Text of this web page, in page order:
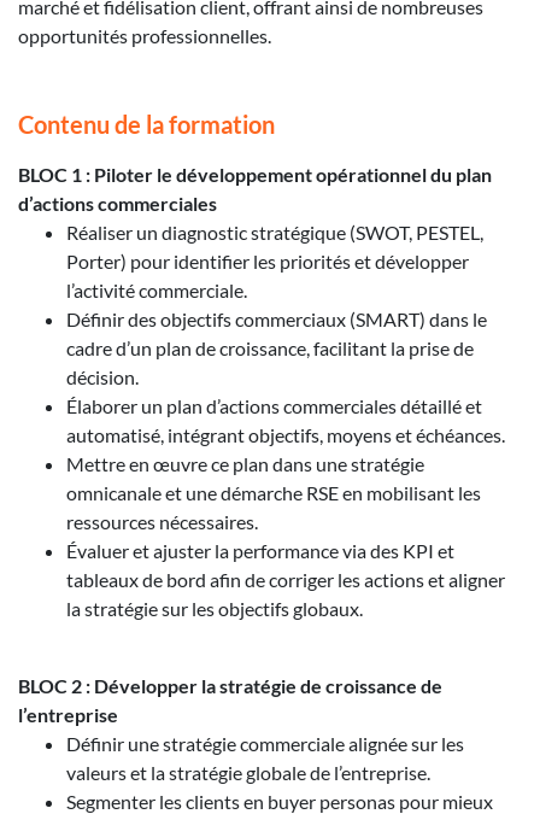
marché et fidélisation client, offrant ainsi de nombreuses
opportunités professionnelles.
Contenu de la formation
BLOC 1 : Piloter le développement opérationnel du plan
d’actions commerciales
Réaliser un diagnostic stratégique (SWOT, PESTEL,
Porter) pour identifier les priorités et développer
l’activité commerciale.
Définir des objectifs commerciaux (SMART) dans le
cadre d’un plan de croissance, facilitant la prise de
décision.
Élaborer un plan d’actions commerciales détaillé et
automatisé, intégrant objectifs, moyens et échéances.
Mettre en œuvre ce plan dans une stratégie
omnicanale et une démarche RSE en mobilisant les
ressources nécessaires.
Évaluer et ajuster la performance via des KPI et
tableaux de bord afin de corriger les actions et aligner
la stratégie sur les objectifs globaux.
BLOC 2 : Développer la stratégie de croissance de
l’entreprise
Définir une stratégie commerciale alignée sur les
valeurs et la stratégie globale de l’entreprise.
Segmenter les clients en buyer personas pour mieux